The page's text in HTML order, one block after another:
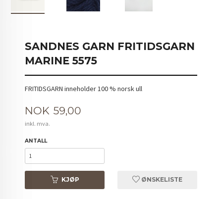
SANDNES GARN FRITIDSGARN
MARINE 5575
FRITIDSGARN inneholder 100 % norsk ull
Pris
NOK 59,00
inkl. mva.
ANTALL
KJØP ØNSKELISTE